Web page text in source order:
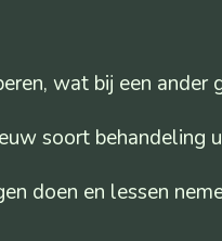
wat bij een ander
soort behandeling
doen en lessen